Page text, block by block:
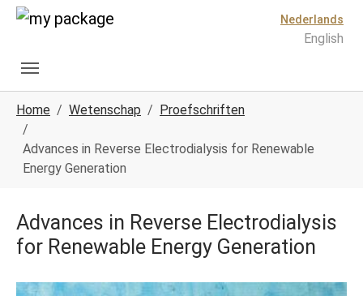
Spring naar hoofd-inhoud
Skip to page footer
Nederlands
English
Home Wetenschap Proefschriften
Advances in Reverse Electrodialysis for Renewable
Energy Generation
Advances in Reverse Electrodialysis
for Renewable Energy Generation